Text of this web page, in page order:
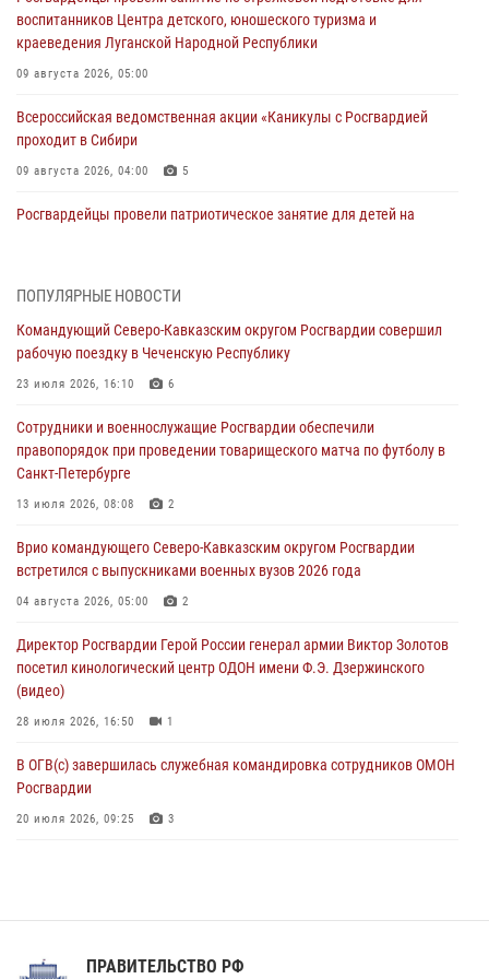
воспитанников Центра детского, юношеского туризма и
краеведения Луганской Народной Республики
09 августа 2026, 05:00
Всероссийская ведомственная акции «Каникулы с Росгвардией
проходит в Сибири
09 августа 2026, 04:00 5
Росгвардейцы провели патриотическое занятие для детей на
юных воспитанников спортивной школы
08 августа 2026, 13:00
стен музея истории космонавтики в Калуге
08 августа 2026, 09:29 2
В Северо-Западном округе Росгвардии продолжаются мероприятия
08 августа 2026, 09:03 1
Росгвардейцы в ЛНР совершенствуют навыки тактической
08 августа 2026, 09:00
ПОПУЛЯРНЫЕ НОВОСТИ
Командующий Северо-Кавказским округом Росгвардии совершил
рабочую поездку в Чеченскую Республику
23 июля 2026, 16:10 6
Сотрудники и военнослужащие Росгвардии обеспечили
правопорядок при проведении товарищеского матча по футболу в
Санкт-Петербурге
13 июля 2026, 08:08 2
Врио командующего Северо-Кавказским округом Росгвардии
встретился с выпускниками военных вузов 2026 года
04 августа 2026, 05:00 2
Директор Росгвардии Герой России генерал армии Виктор Золотов
посетил кинологический центр ОДОН имени Ф.Э. Дзержинского
(видео)
28 июля 2026, 16:50 1
В ОГВ(с) завершилась служебная командировка сотрудников ОМОН
Росгвардии
20 июля 2026, 09:25 3
ПРАВИТЕЛЬСТВО РФ